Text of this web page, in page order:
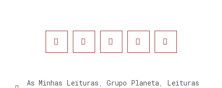
As Minhas Leituras , Grupo Planeta, Leituras